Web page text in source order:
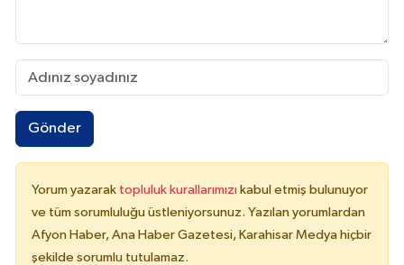
Gönder
Yorum yazarak topluluk kurallarımızı kabul etmiş bulunuyor
ve tüm sorumluluğu üstleniyorsunuz. Yazılan yorumlardan
Afyon Haber, Ana Haber Gazetesi, Karahisar Medya hiçbir
şekilde sorumlu tutulamaz.